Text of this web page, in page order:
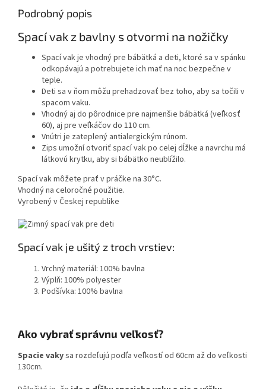
Podrobný popis
Spací vak z bavlny s otvormi na nožičky
Spací vak je vhodný pre bábätká a deti, ktoré sa v spánku
odkopávajú a potrebujete ich mať na noc bezpečne v
teple.
Deti sa v ňom môžu prehadzovať bez toho, aby sa točili v
spacom vaku.
Vhodný aj do pôrodnice pre najmenšie bábätká (veľkosť
60), aj pre veľkáčov do 110 cm.
Vnútri je zateplený antialergickým rúnom.
Zips umožní otvoriť spací vak po celej dĺžke a navrchu má
látkovú krytku, aby si bábätko neublížilo.
Spací vak môžete prať v práčke na 30°C.
Vhodný na celoročné použitie.
Vyrobený v Českej republike
Spací vak je ušitý z troch vrstiev:
Vrchný materiál: 100% bavlna
Výplň: 100% polyester
Podšívka: 100% bavlna
Ako vybrať správnu veľkosť?
Spacie vakysa rozdeľujú podľa veľkostí od 60cm až do veľkosti
130cm.